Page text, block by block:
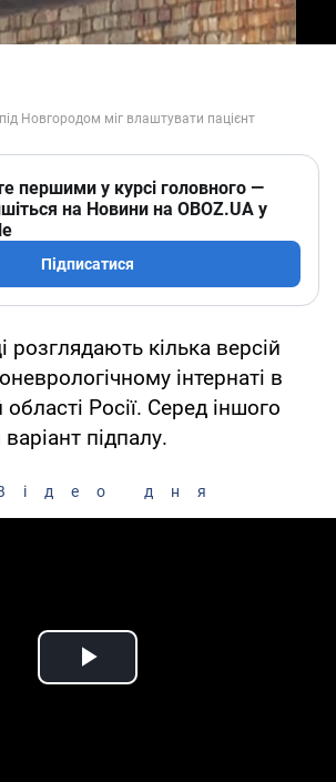
першими у курсі головного —
на Новини на OBOZ.UA у
Підписатися
розглядають кілька версій
інтернаті в
Росії. Серед іншого
підпалу.
дня
Play Video